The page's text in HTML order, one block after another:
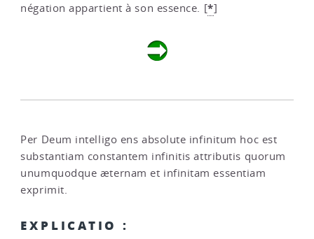
négation appartient à son essence. [*]
Per Deum intelligo ens absolute infinitum hoc est
substantiam constantem infinitis attributis quorum
unumquodque æternam et infinitam essentiam
exprimit.
EXPLICATIO :